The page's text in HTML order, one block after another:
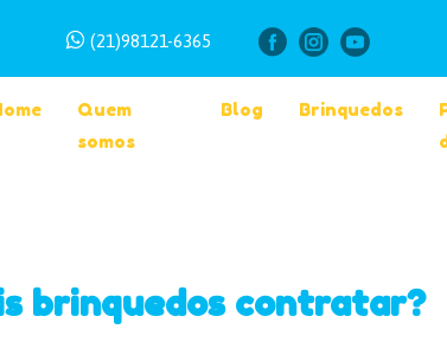
(21)98121-6365
Quem
somos
Blog Brinquedos
brinquedos contratar?